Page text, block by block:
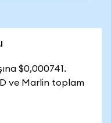
$0,000741.
ve Marlin toplam